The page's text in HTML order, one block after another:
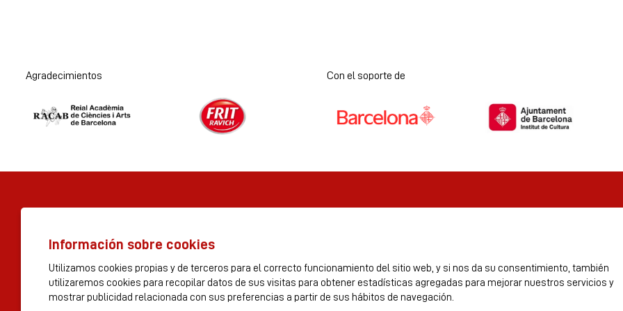
Agradecimientos Con el soporte de
© Tres per 3 S.A 2023
Rambla dels Estudis, 115
suport@teatrepoliorama.com
Información sobre cookies
Utilizamos cookies propias y de terceros para el correcto funcionamiento del sitio web, y si nos da su consentimiento, también
utilizaremos cookies para recopilar datos de sus visitas para obtener estadísticas agregadas para mejorar nuestros servicios y
mostrar publicidad relacionada con sus preferencias a partir de sus hábitos de navegación.